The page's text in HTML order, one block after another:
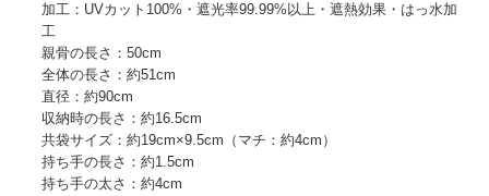
加工：UVカット100%・遮光率99.99%以上・遮熱効果・はっ水加
工
親骨の長さ：50cm
全体の長さ：約51cm
直径：約90cm
収納時の長さ：約16.5cm
共袋サイズ：約19cm×9.5cm（マチ：約4cm）
持ち手の長さ：約1.5cm
持ち手の太さ：約4cm